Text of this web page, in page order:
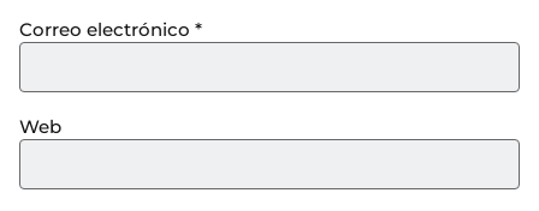
Correo electrónico *
Web